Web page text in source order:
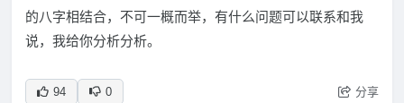
的八字相结合，不可一概而举，有什么问题可以联系和我
说，我给你分析分析。
94 0 分享